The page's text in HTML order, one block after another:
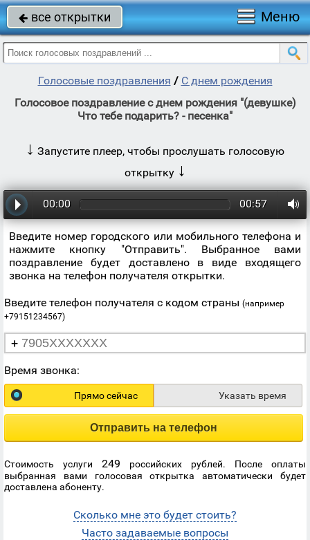
 все открытки Меню
Голосовые поздравления / С днем рождения
Голосовое поздравление с днем рождения "(девушке)
Что тебе подарить? - песенка"
↓ Запустите плеер, чтобы прослушать голосовую
открытку ↓
00:00 00:57
Введите номер городского или мобильного телефона и
нажмите кнопку "Отправить". Выбранное вами
поздравление будет доставлено в виде входящего
звонка на телефон получателя открытки.
Введите телефон получателя с кодом страны (например
+79151234567)
+
Время звонка:
Прямо сейчас Указать время
Отправить на телефон
Стоимость услуги 249 российских рублей. После оплаты
выбранная вами голосовая открытка автоматически будет
доставлена абоненту.
Сколько мне это будет стоить?
Часто задаваемые вопросы